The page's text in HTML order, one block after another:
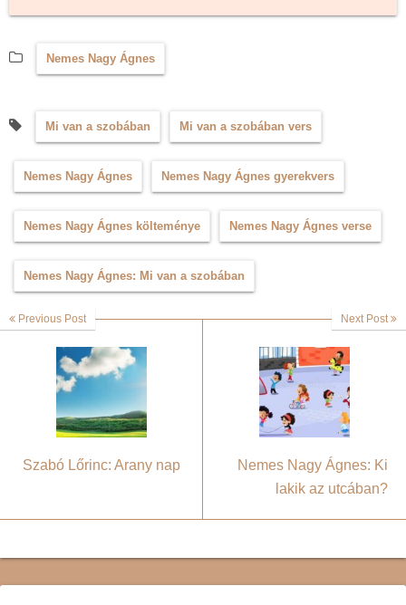
Nemes Nagy Ágnes
Mi van a szobában Mi van a szobában vers
Nemes Nagy Ágnes Nemes Nagy Ágnes gyerekvers
Nemes Nagy Ágnes költeménye Nemes Nagy Ágnes verse
Nemes Nagy Ágnes: Mi van a szobában
Previous Post
Szabó Lőrinc: Arany nap
Next Post
Nemes Nagy Ágnes: Ki
lakik az utcában?